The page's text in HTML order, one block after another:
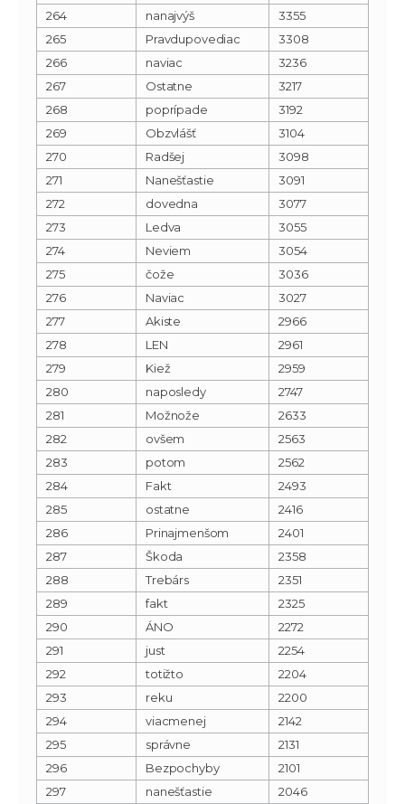
264
nanajvýš
3355
265
Pravdupovediac
3308
266
naviac
3236
267
Ostatne
3217
268
poprípade
3192
269
Obzvlášť
3104
270
Radšej
3098
271
Nanešťastie
3091
272
dovedna
3077
273
Ledva
3055
274
Neviem
3054
275
čože
3036
276
Naviac
3027
277
Akiste
2966
278
LEN
2961
279
Kiež
2959
280
naposledy
2747
281
Možnože
2633
282
ovšem
2563
283
potom
2562
284
Fakt
2493
285
ostatne
2416
286
Prinajmenšom
2401
287
Škoda
2358
288
Trebárs
2351
289
fakt
2325
290
ÁNO
2272
291
just
2254
292
totižto
2204
293
reku
2200
294
viacmenej
2142
295
správne
2131
296
Bezpochyby
2101
297
nanešťastie 2046